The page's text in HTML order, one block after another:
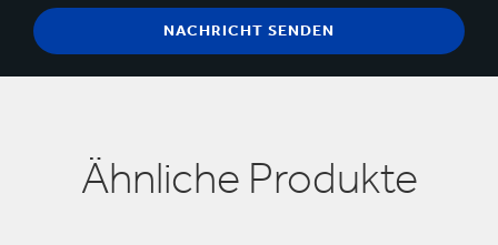
Ähnliche Produkte